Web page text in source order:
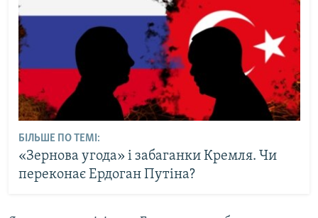
БІЛЬШЕ ПО ТЕМІ:
«Зернова угода» і забаганки Кремля. Чи
переконає Ердоган Путіна?